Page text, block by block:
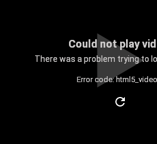
Could not play
There was a problem trying to
Error code: